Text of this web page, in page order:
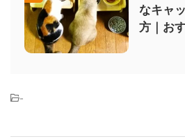
なキャ
方｜お
-